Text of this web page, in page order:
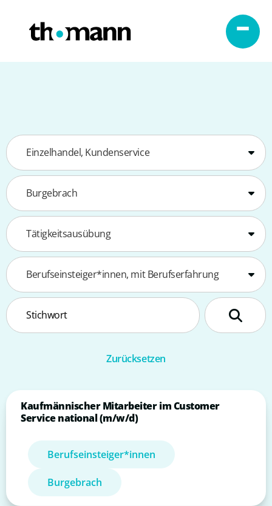
Einzelhandel, Kundenservice
Berufseinsteiger*innen, mit Berufserfahrung
Burgebrach
Tätigkeitsausübung
Kaufmännischer Mitarbeiter im Customer
Service national (m/w/d)
Berufseinsteiger*innen
Burgebrach